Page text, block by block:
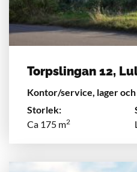
Torpslingan 12,
Kontor/service, lager
Storlek:
Ca 175 m2